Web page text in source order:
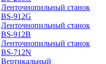
Ленточнопильный станок
BS-912G
Ленточнопильный станок
BS-912В
Ленточнопильный станок
BS-712N
Вертикальный